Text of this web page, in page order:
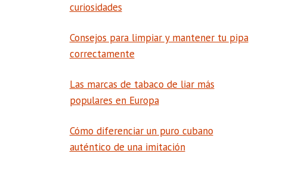
curiosidades
Consejos para limpiar y mantener tu pipa
correctamente
Las marcas de tabaco de liar más
populares en Europa
Cómo diferenciar un puro cubano
auténtico de una imitación